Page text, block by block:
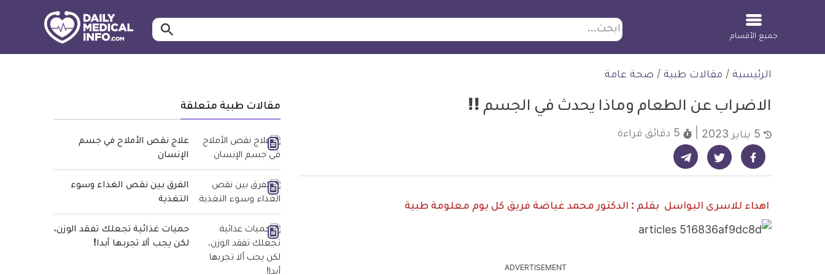
ابحث ابحث…
جميع الأقسام
الرئيسية / مقالات طبية / صحة عامة
الاضراب عن الطعام وماذا يحدث في الجسم !!
5 دقائق قراءة
شارك على فيسبوك - ديلي ميديكال انفو شارك على تويتر - ديلي ميديكال انفو شارك على تيليجرام - ديلي ميديكال انفو
اهداء للاسرى البواسل بقلم : الدكتور محمد غياضة فريق كل يوم معلومة طبية
ADVERTISEMENT
مقالات طبية متعلقة
علاج نقص الأملاح في جسم
الإنسان
الفرق بين نقص الغذاء وسوء
التغذية
حميات غذائية تجعلك تفقد الوزن،
لكن يجب ألا تجربها أبدا!